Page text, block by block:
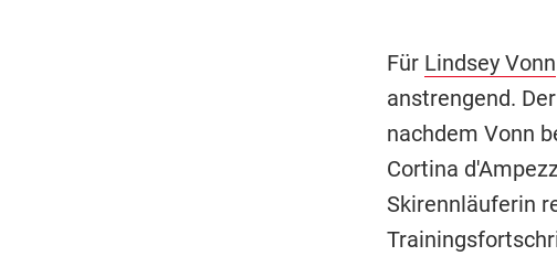
Für Lindsey Vonn
anstrengend.
nachdem Vonn
Cortina
Skirennläuferin